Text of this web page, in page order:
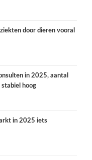
door dieren vooral
in 2025, aantal
stabiel hoog
in 2025 iets